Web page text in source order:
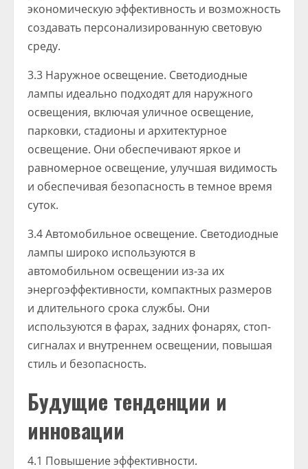
экономическую эффективность и возможность
создавать персонализированную световую
среду.
3.3 Наружное освещение. Светодиодные
лампы идеально подходят для наружного
освещения, включая уличное освещение,
парковки, стадионы и архитектурное
освещение. Они обеспечивают яркое и
равномерное освещение, улучшая видимость
и обеспечивая безопасность в темное время
суток.
3.4 Автомобильное освещение. Светодиодные
лампы широко используются в
автомобильном освещении из-за их
энергоэффективности, компактных размеров
и длительного срока службы. Они
используются в фарах, задних фонарях, стоп-
сигналах и внутреннем освещении, повышая
стиль и безопасность.
Будущие тенденции и
инновации
4.1 Повышение эффективности.